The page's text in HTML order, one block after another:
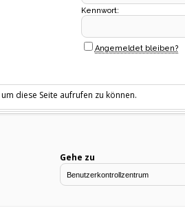
Kennwort:
Angemeldet bleiben?
um diese Seite aufrufen zu können.
Gehe zu